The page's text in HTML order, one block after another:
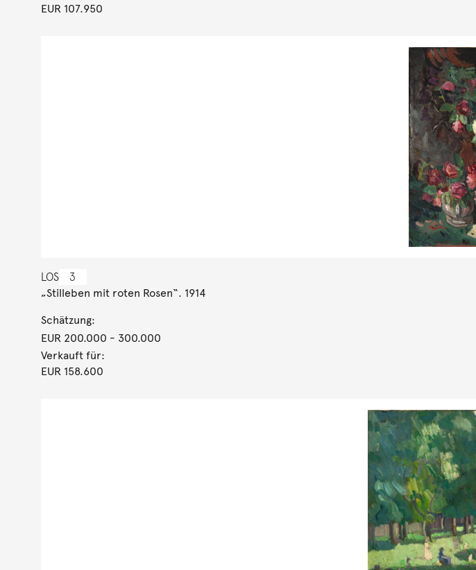
EUR 107.950
LOS 3
„Stilleben mit roten Rosen“. 1914
Schätzung:
EUR 200.000 - 300.000
Verkauft für:
EUR 158.600